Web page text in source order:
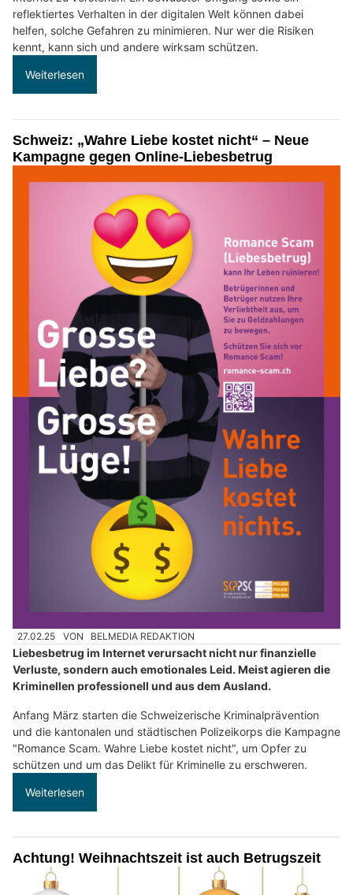
reflektiertes Verhalten in der digitalen Welt können dabei
helfen, solche Gefahren zu minimieren. Nur wer die Risiken
kennt, kann sich und andere wirksam schützen.
Weiterlesen
Schweiz: „Wahre Liebe kostet nicht“ – Neue
Kampagne gegen Online-Liebesbetrug
27.02.25 VON BELMEDIA REDAKTION
Liebesbetrug im Internet verursacht nicht nur finanzielle
Verluste, sondern auch emotionales Leid. Meist agieren die
Kriminellen professionell und aus dem Ausland.
Anfang März starten die Schweizerische Kriminalprävention
und die kantonalen und städtischen Polizeikorps die Kampagne
"Romance Scam. Wahre Liebe kostet nicht", um Opfer zu
schützen und um das Delikt für Kriminelle zu erschweren.
Weiterlesen
Achtung! Weihnachtszeit ist auch Betrugszeit